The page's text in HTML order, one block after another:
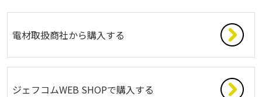
電材取扱商社から購入する
ジェフコムWEB SHOPで購入する